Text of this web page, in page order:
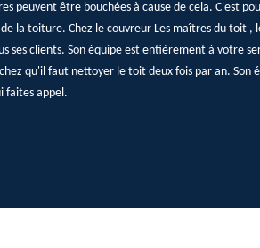
peuvent être bouchées à cause de cela. C'est
la toiture. Chez le couvreur Les maîtres du toit ,
ses clients. Son équipe est entièrement à votre
qu'il faut nettoyer le toit deux fois par an. Son
faites appel.